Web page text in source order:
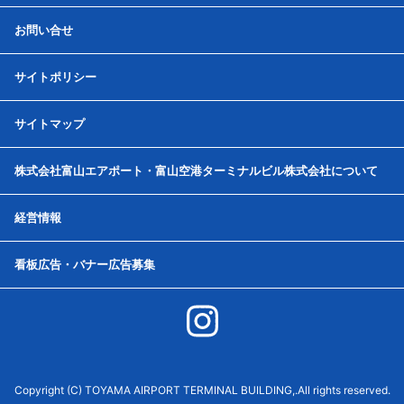
お問い合せ
サイトポリシー
サイトマップ
株式会社富山エアポート・富山空港ターミナルビル株式会社について
経営情報
看板広告・バナー広告募集
Copyright (C) TOYAMA AIRPORT TERMINAL BUILDING,.All rights reserved.